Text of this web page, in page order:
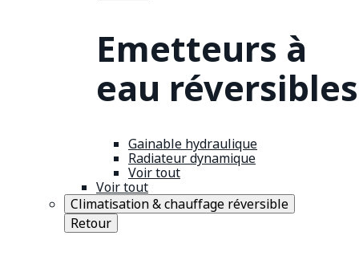
Emetteurs à
eau réversibles
Gainable hydraulique
Radiateur dynamique
Voir tout
Voir tout
Climatisation & chauffage réversible
Retour